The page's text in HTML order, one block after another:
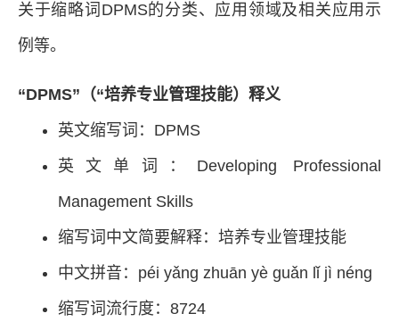
关于缩略词DPMS的分类、应用领域及相关应用示
例等。
“DPMS”（“培养专业管理技能）释义
英文缩写词：DPMS
英文单词：Developing Professional
Management Skills
缩写词中文简要解释：培养专业管理技能
中文拼音：péi yǎng zhuān yè guǎn lǐ jì néng
缩写词流行度：8724